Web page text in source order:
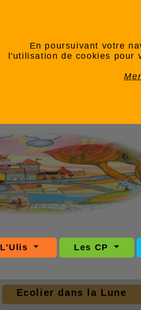
En poursuivant votre
l'utilisation de cookies pour
L'Ulis Les CP
Ecolier dans la Lune